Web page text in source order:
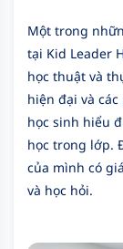
Một trong
tại Kid Leader
học thuật và
hiện đại và
học sinh hiểu
học trong lớp.
của mình có
và học hỏi.